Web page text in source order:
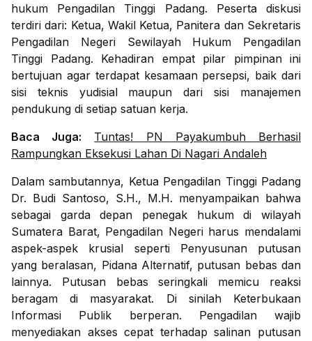
hukum Pengadilan Tinggi Padang. Peserta diskusi
terdiri dari: Ketua, Wakil Ketua, Panitera dan Sekretaris
Pengadilan Negeri Sewilayah Hukum Pengadilan
Tinggi Padang. Kehadiran empat pilar pimpinan ini
bertujuan agar terdapat kesamaan persepsi, baik dari
sisi teknis yudisial maupun dari sisi manajemen
pendukung di setiap satuan kerja.
Baca Juga:
Tuntas! PN Payakumbuh Berhasil
Rampungkan Eksekusi Lahan Di Nagari Andaleh
Dalam sambutannya, Ketua Pengadilan Tinggi Padang
Dr. Budi Santoso, S.H., M.H. menyampaikan bahwa
sebagai garda depan penegak hukum di wilayah
Sumatera Barat, Pengadilan Negeri harus mendalami
aspek-aspek krusial seperti Penyusunan putusan
yang beralasan, Pidana Alternatif, putusan bebas dan
lainnya. Putusan bebas seringkali memicu reaksi
beragam di masyarakat. Di sinilah Keterbukaan
Informasi Publik berperan. Pengadilan wajib
menyediakan akses cepat terhadap salinan putusan